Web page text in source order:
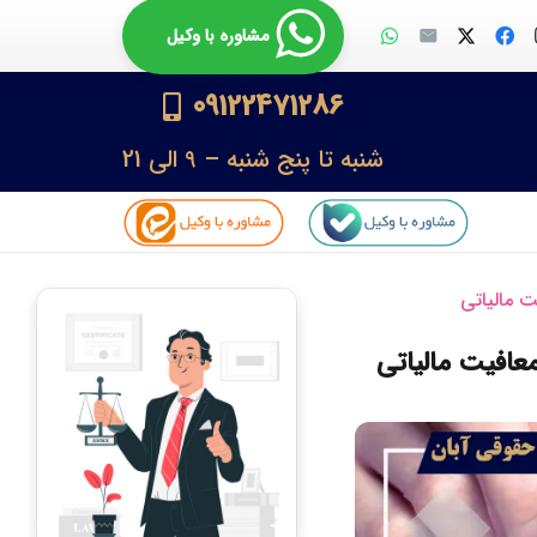
مشاوره با وکیل
09122471286
شنبه تا پنج شنبه – 9 الی 21
مالیاتی
مالیاتی